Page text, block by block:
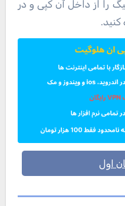
را از داخل آن کپی و در
کنید.
اول